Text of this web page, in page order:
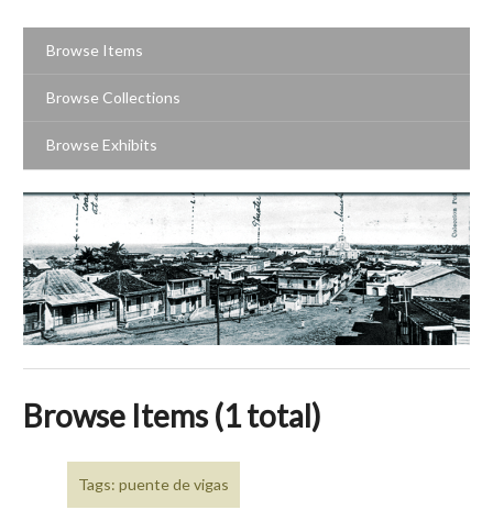
Browse Items
Browse Collections
Browse Exhibits
Browse Items (1 total)
Tags: puente de vigas